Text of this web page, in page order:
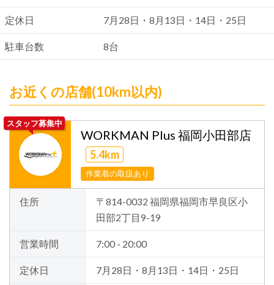
定休日 7月28日・8月13日・14日・25日
駐車台数 8台
お近くの店舗(10km以内)
スタッフ募集中
WORKMAN Plus 福岡小田部店
5.4km
作業着の取扱あり
住所
〒814-0032 福岡県福岡市早良区小
田部2丁目9-19
営業時間 7:00 - 20:00
定休日 7月28日・8月13日・14日・25日